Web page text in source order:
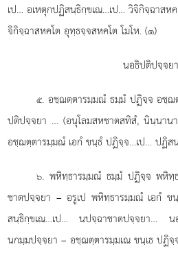
เป… อเหตุกปฏิสนฺธิกฺขเณ…เป… วิจิกิจฺฉาสห
จิกิจฺฉาสหคโต อุทฺธจฺจสหคโต โมโห. (๑)
นอธิปติปจฺจย
๕. อชฺฌตฺตารมฺมณํ ธมฺมํ ปฏิจฺจ อชฺฌ
ปติปจฺจยา … (อนุโลมสหชาตสทิสํ, นินฺนาน
อชฺฌตฺตารมฺมณํ เอกํ ขนฺธํ ปฏิจฺจ…เป… ปฏิส
๖. พหิทฺธารมฺมณํ ธมฺมํ ปฏิจฺจ พหิทฺ
ชาตปจฺจยา – อรูเป พหิทฺธารมฺมณํ เอกํ
สนฺธิกฺขเณ…เป… นปจฺฉาชาตปจฺจยา… น
นกมฺมปจฺจยา – อชฺฌตฺตารมฺมเณ ขนฺเธ ปฏิ